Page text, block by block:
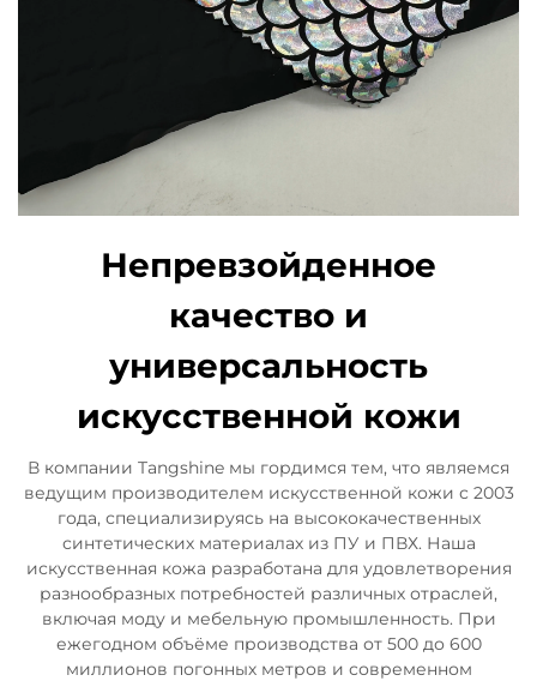
Непревзойденное
качество и
универсальность
искусственной кожи
В компании Tangshine мы гордимся тем, что являемся
ведущим производителем искусственной кожи с 2003
года, специализируясь на высококачественных
синтетических материалах из ПУ и ПВХ. Наша
искусственная кожа разработана для удовлетворения
разнообразных потребностей различных отраслей,
включая моду и мебельную промышленность. При
ежегодном объёме производства от 500 до 600
миллионов погонных метров и современном